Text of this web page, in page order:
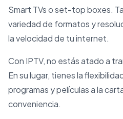
Smart TVs o set-top boxes.
variedad de formatos y
la velocidad de tu internet.
Con IPTV, no estás atado a
En su lugar, tienes la
programas y películas a la
conveniencia.